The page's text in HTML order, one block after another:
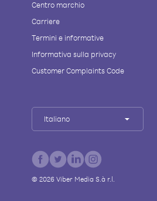
Centro marchio
Carriere
Termini e informative
Informativa sulla privacy
Customer Complaints Code
Italiano
© 2026Viber Media S.à r.l.